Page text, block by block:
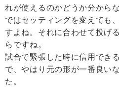
れが使えるのかどうか分から
ではセッティングを変えても
すよね。それに合わせて投げ
らですね。
試合で緊張した時に信用でき
で、やはり元の形が一番良い
た。